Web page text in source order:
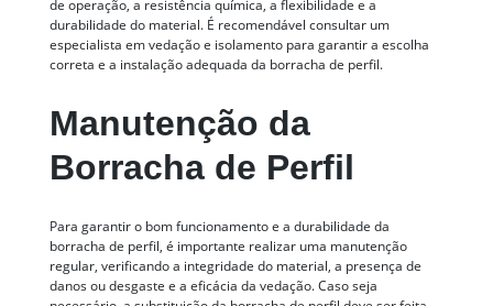
de operação, a resistência química, a flexibilidade e a
durabilidade do material. É recomendável consultar um
especialista em vedação e isolamento para garantir a escolha
correta e a instalação adequada da borracha de perfil.
Manutenção da
Borracha de Perfil
Para garantir o bom funcionamento e a durabilidade da
borracha de perfil, é importante realizar uma manutenção
regular, verificando a integridade do material, a presença de
danos ou desgaste e a eficácia da vedação. Caso seja